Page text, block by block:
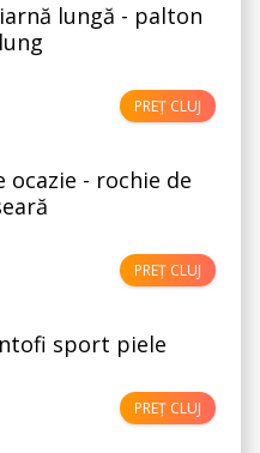
lungă - palton
lung
PREȚ CLUJ
ocazie - rochie de
PREȚ CLUJ
sport piele
PREȚ CLUJ